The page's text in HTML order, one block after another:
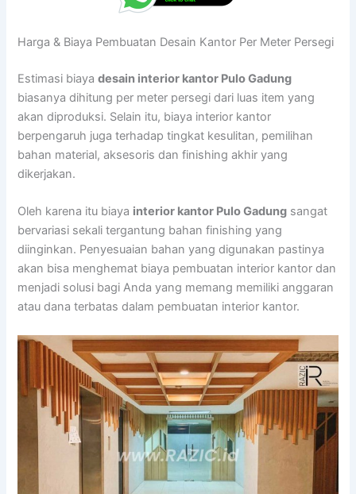
Harga & Biaya Pembuatan Desain Kantor Per Meter Persegi
Estimasi biayadesain interior kantor Pulo Gadung
biasanya dihitung per meter persegi dari luas item yang
akan diproduksi. Selain itu, biaya interior kantor
berpengaruh juga terhadap tingkat kesulitan, pemilihan
bahan material, aksesoris dan finishing akhir yang
dikerjakan.
Oleh karena itu biaya interior kantor Pulo Gadung sangat
bervariasi sekali tergantung bahan finishing yang
diinginkan. Penyesuaian bahan yang digunakan pastinya
akan bisa menghemat biaya pembuatan interior kantor dan
menjadi solusi bagi Anda yang memang memiliki anggaran
atau dana terbatas dalam pembuatan interior kantor.